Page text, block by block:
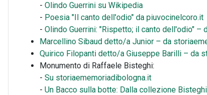
- Olindo Guerrini su Wikipedia
- Poesia "Il canto dell'odio" da piuvocinelcoro.it
- Olindo Guerrini: "Rispetto; il canto dell'odio" –
Marcellino Sibaud detto/a Junior – da
Quirico Filopanti detto/a Giuseppe Barilli – da
Monumento di Raffaele Bisteghi:
- Su storiaememoriadibologna.it
- Un Bacco sulla botte: Dalla collezione